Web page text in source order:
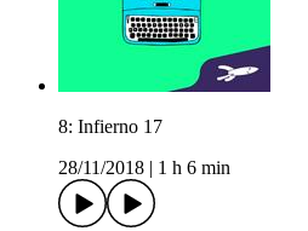
8: Infierno 17
28/11/2018
1 h 6 min